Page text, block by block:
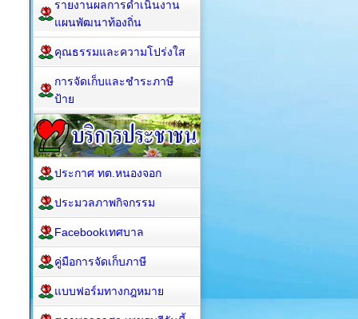
รายงานผลการดำเนินงาน
แผนพัฒนาท้องถิ่น
คุณธรรมและความโปร่งใส
การจัดเก็บและชำระภาษี
ป้าย
ประกาศ ทต.หนองจอก
ประมวลภาพกิจกรรม
Facebookเทศบาล
คู่มือการจัดเก็บภาษี
แบบฟอร์มทางกฎหมาย